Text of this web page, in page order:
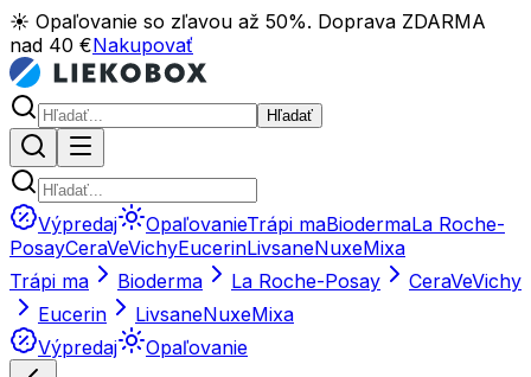
☀️ Opaľovanie so zľavou až 50%. Doprava ZDARMA
nad 40 €Nakupovať
Hľadať
Výpredaj OpaľovanieTrápi maBiodermaLa Roche-
PosayCeraVeVichyEucerinLivsaneNuxeMixa
Trápi ma
Bioderma La Roche-Posay CeraVeVichy
Eucerin
LivsaneNuxeMixa
Výpredaj
Opaľovanie